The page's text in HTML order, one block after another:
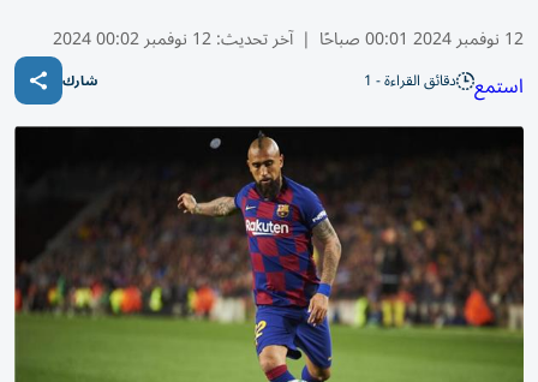
12 نوفمبر 2024 00:01 صباحًا | آخر تحديث:12 نوفمبر 00:02 2024
استمع دقائق القراءة - 1 شارك